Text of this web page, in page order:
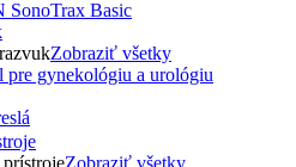
Zobraziť všetky
Zobraziť všetky